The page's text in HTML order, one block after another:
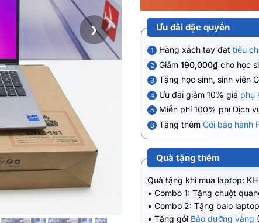
❯ Ưu đãi đặc quyền
1 Hàng xách tay đạt tiêu
2 Giảm 190,000₫ cho học
3 Tặng học sinh, sinh viên
4 Ưu đãi giảm 10% giá phụ
5 Miễn phí 100% phí Dịch
6 Tặng thêm Gói bảo hành
Quà tặng thêm
Quà tặng khi mua laptop:
• Combo 1: Tặng chuột
• Combo 2: Tặng balo
• Tặng gói Bảo dưỡng vàng